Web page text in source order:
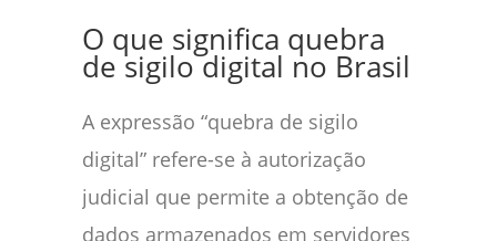
O que significa quebra
de sigilo digital no Brasil
A expressão “quebra de sigilo
digital” refere-se à autorização
judicial que permite a obtenção de
dados armazenados em servidores